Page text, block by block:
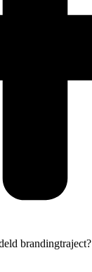
brandingtraject?